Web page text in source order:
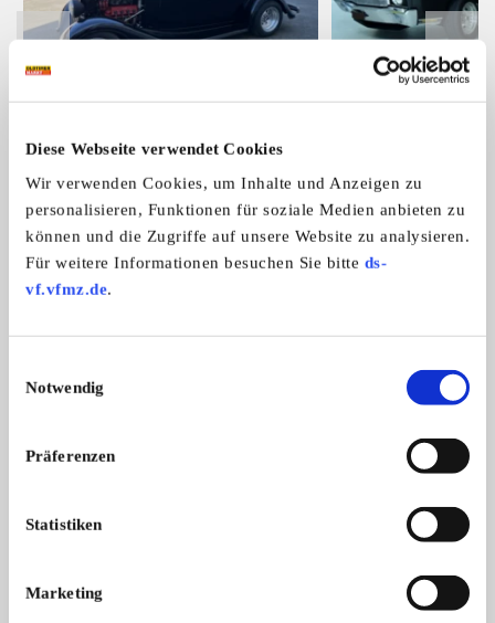
Diese Webseite verwendet Cookies
Wir verwenden Cookies, um Inhalte und Anzeigen zu
personalisieren, Funktionen für soziale Medien anbieten zu
können und die Zugriffe auf unsere Website zu analysieren.
Für weitere Informationen besuchen Sie bitte ds-
vf.vfmz.de.
Notwendig
Präferenzen
Statistiken
Marketing
Chevrolet
300 ...
Preis auf Anfrage
Chevrolet
Das könnte Sie auch interessieren
Mercedes-Benz
Restau ...